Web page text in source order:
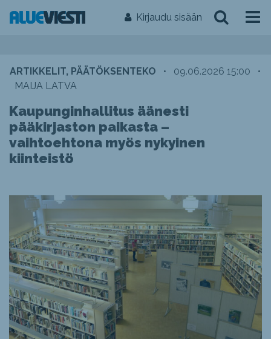
Kirjaudu sisään
ARTIKKELIT, PÄÄTÖKSENTEKO • 09.06.2026 15:00
•
MAIJA LATVA
Kaupunginhallitus äänesti
pääkirjaston paikasta –
vaihtoehtona myös nykyinen
kiinteistö